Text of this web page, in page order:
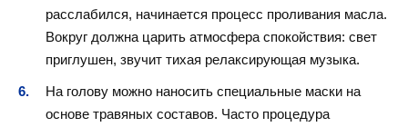
расслабился, начинается процесс проливания масла.
Вокруг должна царить атмосфера спокойствия: свет
приглушен, звучит тихая релаксирующая музыка.
На голову можно наносить специальные маски на
основе травяных составов. Часто процедура